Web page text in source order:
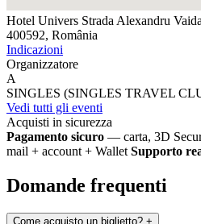
Hotel Univers Strada Alexandru
400592, România
Indicazioni
Organizzatore
A
SINGLES (SINGLES TRAVEL
Vedi tutti gli eventi
Acquisti in sicurezza
Pagamento sicuro — carta, 3D
mail + account + Wallet Supporto
Domande frequenti
Come acquisto un biglietto? +